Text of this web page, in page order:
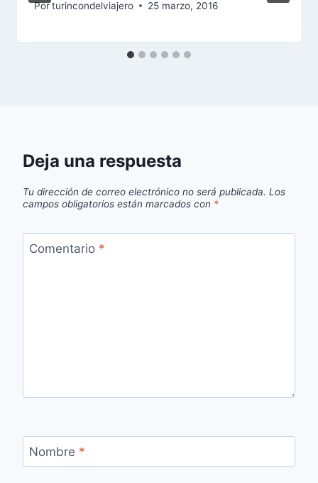
Porturincondelviajero 25 marzo, 2016
Deja una respuesta
Tu dirección de correo electrónico no será publicada. Los
campos obligatorios están marcados con *
Comentario *
Nombre *